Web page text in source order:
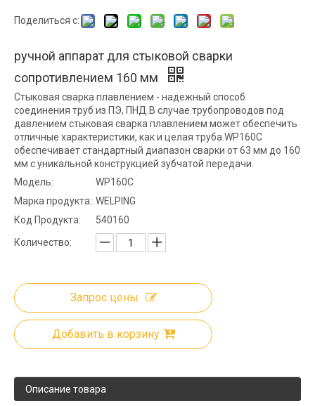
Поделиться с:
ручной аппарат для стыковой сварки
сопротивлением 160 мм
Стыковая сварка плавлением - надежный способ
соединения труб из ПЭ, ПНД.В случае трубопроводов под
давлением стыковая сварка плавлением может обеспечить
отличные характеристики, как и целая труба.WP160C
обеспечивает стандартный диапазон сварки от 63 мм до 160
мм с уникальной конструкцией зубчатой ​​передачи.
Модель:
WP160C
Марка продукта: WELPING
Код Продукта:
540160
Количество:
Запрос цены
Добавить в корзину
Описание товара